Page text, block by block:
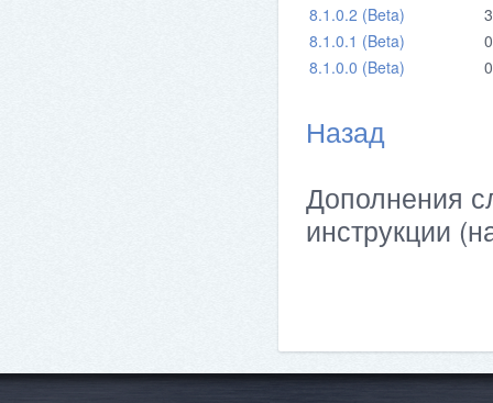
8.1.0.2 (Beta)
8.1.0.1 (Beta)
8.1.0.0 (Beta)
Назад
Дополнения
инструкции